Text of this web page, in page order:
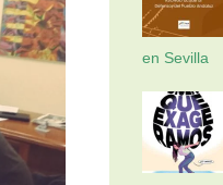
en Sevilla